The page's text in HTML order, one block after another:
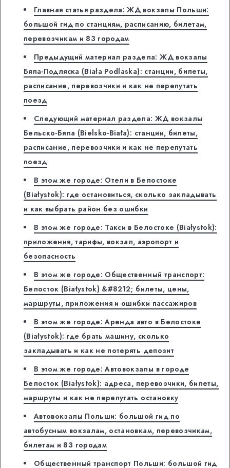
Главная статья раздела: ЖД вокзалы Польши:
большой гид по станциям, расписанию, билетам,
перевозчикам и 83 городам
Предыдущий материал раздела: ЖД вокзалы
Бяла-Подляска (Biała Podlaska): станции, билеты,
расписание, перевозчики и как не перепутать
поезд
Следующий материал раздела: ЖД вокзалы
Бельско-Бяла (Bielsko-Biała): станции, билеты,
расписание, перевозчики и как не перепутать
поезд
В этом же городе: Отели в Белостоке
(Białystok): где остановиться, сколько закладывать
и как выбрать район без ошибки
В этом же городе: Такси в Белостоке (Białystok):
приложения, тарифы, вокзал, аэропорт и
безопасность
В этом же городе: Общественный транспорт:
Белосток (Białystok) &#8212; билеты, цены,
маршруты, приложения и ошибки пассажиров
В этом же городе: Аренда авто в Белостоке
(Białystok): где брать машину, сколько
закладывать и как не потерять депозит
В этом же городе: Автовокзалы в городе
Белосток (Białystok): адреса, перевозчики, билеты,
маршруты и как не перепутать остановку
Автовокзалы Польши: большой гид по
автобусным вокзалам, остановкам, перевозчикам,
билетам и 83 городам
Общественный транспорт Польши: большой гид